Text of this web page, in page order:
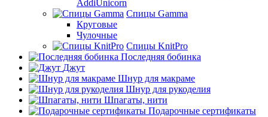
AddiUnicorn
Спицы Gamma
Круговые
Чулочные
Спицы KnitPro
Последняя бобинка
Джут
Шнур для макраме
Шнур для рукоделия
Шпагаты, нити
Подарочные сертификаты